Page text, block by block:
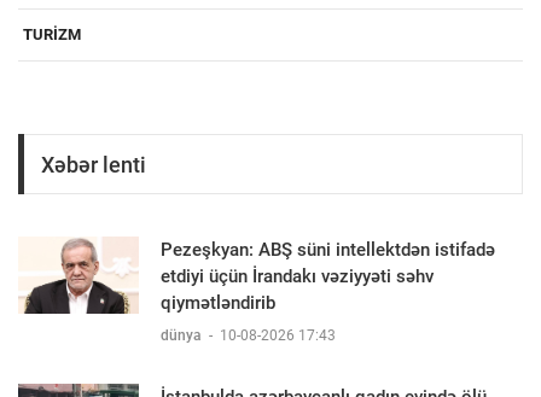
TURIZM
Xəbər lenti
Pezeşkyan: ABŞ süni intellektdən istifadə
etdiyi üçün İrandakı vəziyyəti səhv
qiymətləndirib
dünya - 10-08-2026 17:43